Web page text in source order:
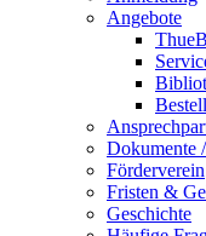
Angebote
Dokumente
Förderverein
Fristen &
Geschichte